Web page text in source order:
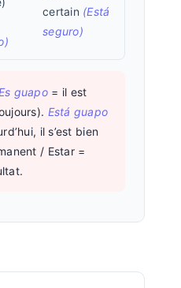
certain (Está
seguro)
guapo = il est
Está guapo
il s’est bien
/ Estar =